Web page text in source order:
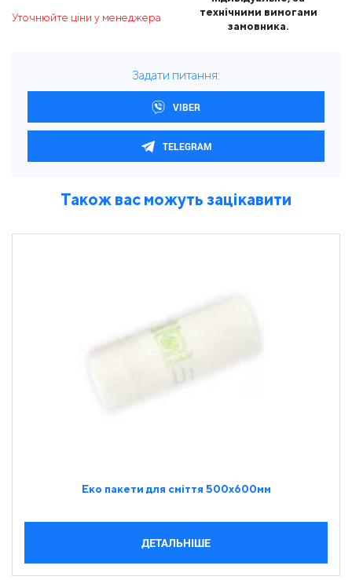
технічними вимогами
замовника.
Уточнюйте ціни у менеджера
Задати питання:
VIBER
TELEGRAM
Також вас можуть зацікавити
Еко пакети для сміття 500х600мм
ДЕТАЛЬНІШЕ